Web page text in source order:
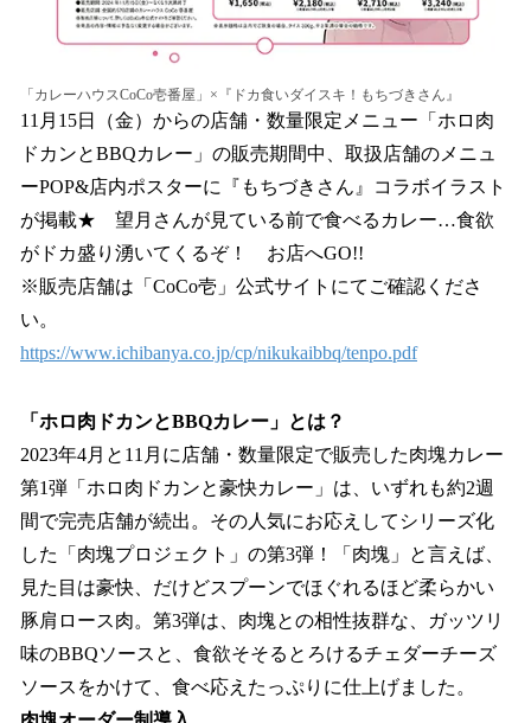
「カレーハウスCoCo壱番屋」×『ドカ食いダイスキ！もちづきさん』
11月15日（金）からの店舗・数量限定メニュー「ホロ肉
ドカンとBBQカレー」の販売期間中、取扱店舗のメニュ
ーPOP&店内ポスターに『もちづきさん』コラボイラスト
が掲載★ 望月さんが見ている前で食べるカレー…食欲
がドカ盛り湧いてくるぞ！ お店へGO!!
※販売店舗は「CoCo壱」公式サイトにてご確認くださ
い。
https://www.ichibanya.co.jp/cp/nikukaibbq/tenpo.pdf
「ホロ肉ドカンとBBQカレー」とは？
2023年4月と11月に店舗・数量限定で販売した肉塊カレー
第1弾「ホロ肉ドカンと豪快カレー」は、いずれも約2週
間で完売店舗が続出。その人気にお応えしてシリーズ化
した「肉塊プロジェクト」の第3弾！「肉塊」と言えば、
見た目は豪快、だけどスプーンでほぐれるほど柔らかい
豚肩ロース肉。第3弾は、肉塊との相性抜群な、ガッツリ
味のBBQソースと、食欲そそるとろけるチェダーチーズ
ソースをかけて、食べ応えたっぷりに仕上げました。